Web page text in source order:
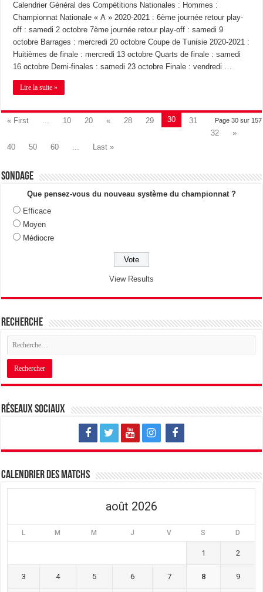
Calendrier Général des Compétitions Nationales : Hommes :
Championnat Nationale « A » 2020-2021 : 6ème journée retour play-
off : samedi 2 octobre 7ème journée retour play-off : samedi 9
octobre Barrages : mercredi 20 octobre Coupe de Tunisie 2020-2021 :
Huitièmes de finale : mercredi 13 octobre Quarts de finale : samedi
16 octobre Demi-finales : samedi 23 octobre Finale : vendredi …
Lire la suite »
Page 30 sur 157
« First ... 10 20 « 28 29 30
31
32
»
40
50 60 ... Last »
Sondage
Que pensez-vous du nouveau système du championnat ?
Efficace
Moyen
Médiocre
View Results
Recherche
Réseaux sociaux
Calendrier des matchs
août 2026
L M M J V S D
1 2
3 4 5 6 7 8 9